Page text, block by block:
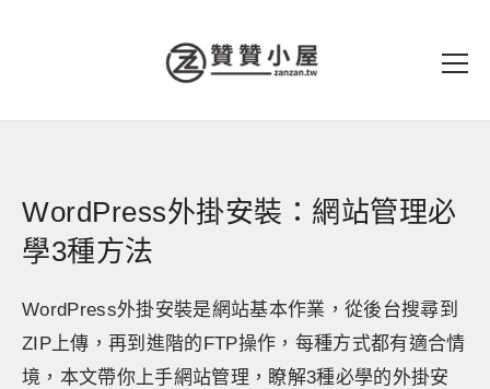
WordPress外掛安裝：網站管理必
學3種方法
WordPress外掛安裝是網站基本作業，從後台搜尋到
ZIP上傳，再到進階的FTP操作，每種方式都有適合情
境，本文帶你上手網站管理，瞭解3種必學的外掛安